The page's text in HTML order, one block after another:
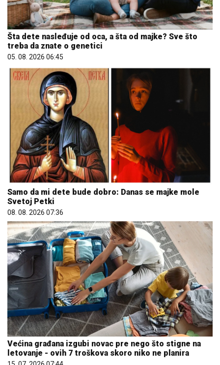
Šta dete nasleđuje od oca, a šta od majke? Sve što
treba da znate o genetici
05. 08. 2026 06:45
Samo da mi dete bude dobro: Danas se majke mole
Svetoj Petki
08. 08. 2026 07:36
Većina građana izgubi novac pre nego što stigne na
letovanje - ovih 7 troškova skoro niko ne planira